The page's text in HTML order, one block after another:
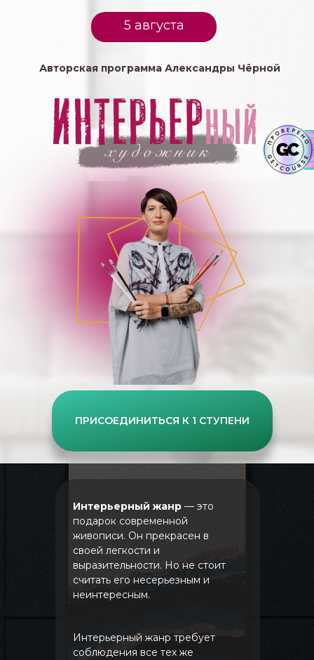
Авторская программа Александры Чёрной
5 августа
ПРИСОЕДИНИТЬСЯ К 1 СТУПЕНИ
Интерьерный жанр — это
подарок современной
живописи. Он прекрасен в
своей легкости и
выразительности. Но не стоит
считать его несерьезным и
неинтересным.
Интерьерный жанр требует
соблюдения все тех же